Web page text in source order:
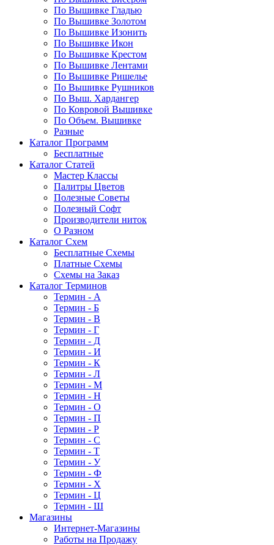
По Вышивке Гладью
По Вышивке Золотом
По Вышивке Изонить
По Вышивке Икон
По Вышивке Крестом
По Вышивке Лентами
По Вышивке Ришелье
По Вышивке Рушников
По Выш. Хардангер
По Ковровой Вышивке
По Объем. Вышивке
Разные
Каталог Программ
Бесплатные
Каталог Статей
Мастер Классы
Палитры Цветов
Полезные Советы
Полезный Софт
Производители ниток
О Разном
Каталог Схем
Бесплатные Схемы
Платные Схемы
Схемы на Заказ
Каталог Терминов
Термин - А
Термин - Б
Термин - В
Термин - Г
Термин - Д
Термин - И
Термин - К
Термин - Л
Термин - М
Термин - Н
Термин - О
Термин - П
Термин - Р
Термин - С
Термин - Т
Термин - У
Термин - Ф
Термин - Х
Термин - Ц
Термин - Ш
Магазины
Интернет-Магазины
Работы на Продажу